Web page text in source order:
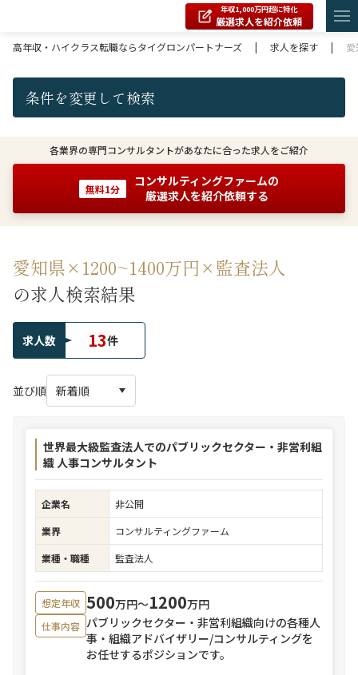
年収1,000万円超に特化
厳選求人を紹介依頼
高年収・ハイクラス転職ならタイグロンパートナーズ
| 求人を探す |
条件を変更して検索
各業界の専門コンサルタントがあなたに合った求人をご紹介
無料1分
コンサルティングファームの
厳選求人を紹介依頼する
愛知県×1200~1400万円×監査法人
の求人検索結果
求人数 13件
並び順
世界最大級監査法人でのパブリックセクター・非営利組
織 人事コンサルタント
企業名
非公開
業界
コンサルティングファーム
業種・職種
監査法人
想定年収 500万円〜1200万円
仕事内容 パブリックセクター・非営利組織向けの各種人
事・組織アドバイザリー/コンサルティングを
お任せするポジションです。